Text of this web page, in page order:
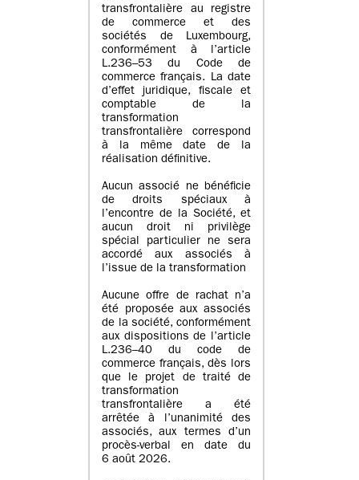
transfrontalière au registre
de commerce et des
sociétés de Luxembourg,
conformément à l’article
L.236–53 du Code de
commerce français. La date
d’effet juridique, fiscale et
comptable de la
transformation
transfrontalière correspond
à la même date de la
réalisation définitive.
Aucun associé ne bénéficie
de droits spéciaux à
l’encontre de la Société, et
aucun droit ni privilège
spécial particulier ne sera
accordé aux associés à
l’issue de la transformation
Aucune offre de rachat n’a
été proposée aux associés
de la société, conformément
aux dispositions de l’article
L.236–40 du code de
commerce français, dès lors
que le projet de traité de
transformation
transfrontalière a été
arrêtée à l’unanimité des
associés, aux termes d’un
procès-verbal en date du
6 août 2026.